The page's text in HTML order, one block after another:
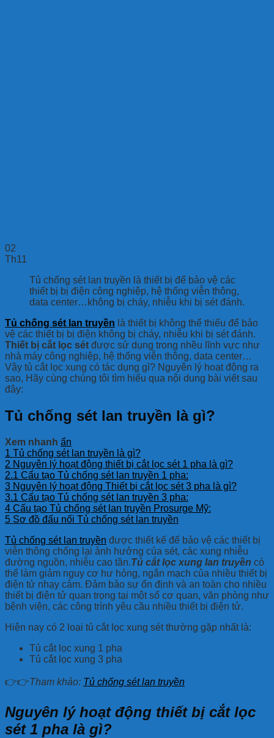
02
Th11
Tủ chống sét lan truyền là thiết bị để bảo vệ các
thiết bị bị điện công nghiệp, hệ thống viễn thông,
data center…không bị cháy, nhiễu khi bị sét đánh.
Tủ chống sét lan truyền là thiết bị không thể thiếu để bảo
vệ các thiết bị bị điện không bị cháy, nhiễu khi bị sét đánh.
Thiết bị cắt lọc sét được sử dụng trong nhều lĩnh vực như
nhà máy công nghiệp, hệ thống viễn thông, data center…
Vậy tủ cắt lọc xung có tác dụng gì? Nguyên lý hoạt động ra
sao, Hãy cùng chúng tôi tìm hiểu qua nội dung bài viết sau
đây:
Tủ chống sét lan truyền là gì?
Xem nhanh ẩn
1 Tủ chống sét lan truyền là gì?
2 Nguyên lý hoạt động thiết bị cắt lọc sét 1 pha là gì?
2.1 Cấu tạo Tủ chống sét lan truyền 1 pha:
3 Nguyên lý hoạt động Thiết bị cắt lọc sét 3 pha là gì?
3.1 Cấu tạo Tủ chống sét lan truyền 3 pha:
4 Cấu tạo Tủ chống sét lan truyền Prosurge Mỹ:
5 Sơ đồ đấu nối Tủ chống sét lan truyền
Tủ chống sét lan truyền được thiết kế để bảo vệ các thiết bị
viễn thông chống lại ảnh hưởng của sét, các xung nhiễu
đường nguồn, nhiễu cao tần.Tủ cắt lọc xung lan truyền có
thể làm giảm nguy cơ hư hỏng, ngắn mạch của nhiều thiết bị
điện tử nhạy cảm. Đảm bảo sự ổn định và an toàn cho nhiều
thiết bị điện tử quan trọng tại một số cơ quan, văn phòng như
bệnh viện, các công trình yêu cầu nhiều thiết bị điện tử.
Hiện nay có 2 loại tủ cắt lọc xung sét thường gặp nhất là:
Tủ cắt lọc xung 1 pha
Tủ cắt lọc xung 3 pha
👉👉Tham khảo: Tủ chống sét lan truyền
Nguyên lý hoạt động thiết bị cắt lọc
sét 1 pha là gì?